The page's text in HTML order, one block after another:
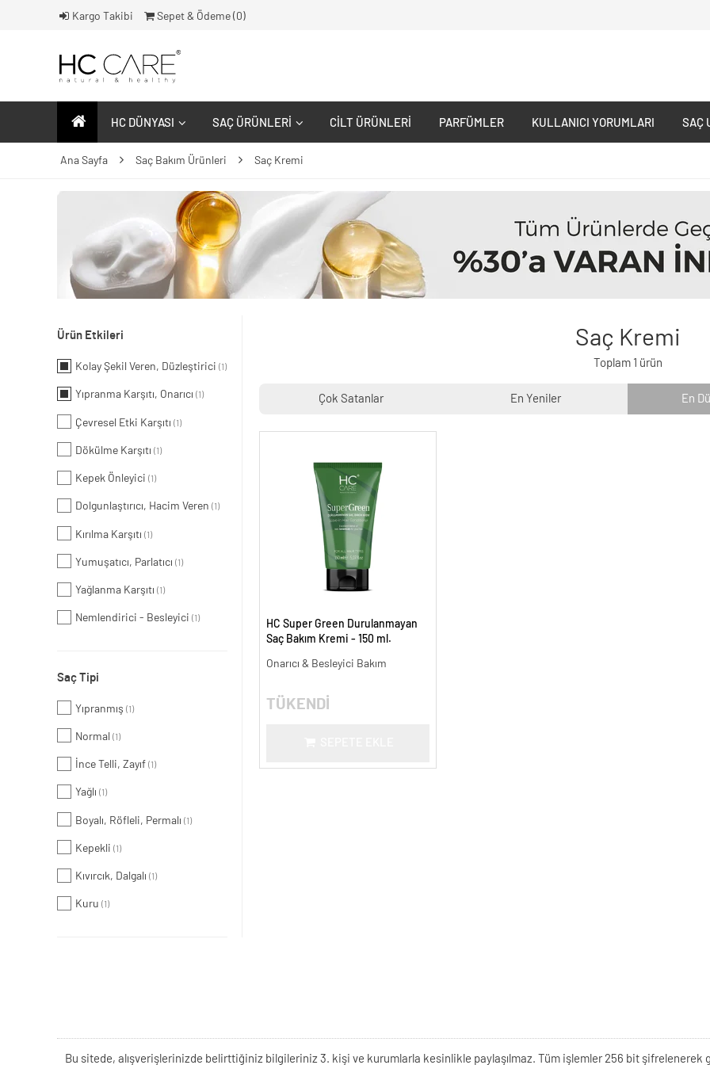
Kargo Takibi Sepet & Ödeme ( 0)
HC DÜNYASI SAÇ ÜRÜNLERI CILT ÜRÜNLERI PARFÜMLER KULLANICI YORUMLARI SAÇ
Ana Sayfa Saç Bakım Ürünleri Saç Kremi
Ürün Etkileri
Kolay Şekil Veren, Düzleştirici (1)
Yıpranma Karşıtı, Onarıcı (1)
Çevresel Etki Karşıtı (1)
Dökülme Karşıtı (1)
Kepek Önleyici (1)
Dolgunlaştırıcı, Hacim Veren (1)
Kırılma Karşıtı (1)
Yumuşatıcı, Parlatıcı (1)
Yağlanma Karşıtı (1)
Nemlendirici - Besleyici (1)
Saç Tipi
Yıpranmış (1)
Normal (1)
İnce Telli, Zayıf (1)
Yağlı (1)
Boyalı, Röfleli, Permalı (1)
Kepekli (1)
Kıvırcık, Dalgalı (1)
Kuru (1)
Saç Kremi
Toplam 1 ürün
Çok Satanlar En Yeniler En
HC Super Green Durulanmayan
Saç Bakım Kremi - 150 ml.
Onarıcı & Besleyici Bakım
TÜKENDİ
Bu sitede, alışverişlerinizde belirttiğiniz bilgileriniz 3. kişi ve kurumlarla kesinlikle paylaşılmaz. Tüm işlemler 256 bit